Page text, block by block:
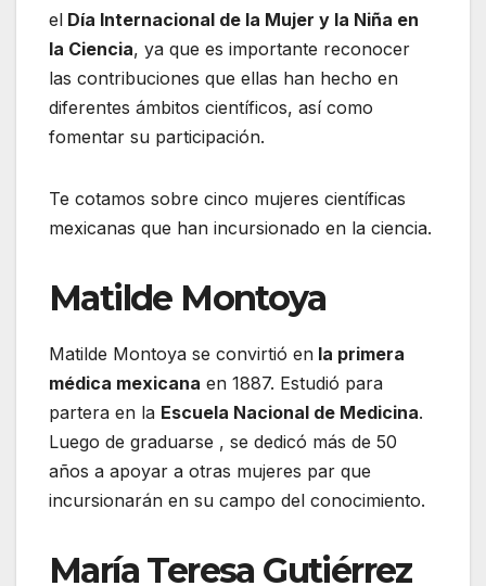
el Día Internacional de la Mujer y la Niña en
la Ciencia, ya que es importante reconocer
las contribuciones que ellas han hecho en
diferentes ámbitos científicos, así como
fomentar su participación.
Te cotamos sobre cinco mujeres científicas
mexicanas que han incursionado en la ciencia.
Matilde Montoya
Matilde Montoya se convirtió en la primera
médica mexicana en 1887. Estudió para
partera en la Escuela Nacional de Medicina.
Luego de graduarse , se dedicó más de 50
años a apoyar a otras mujeres par que
incursionarán en su campo del conocimiento.
María Teresa Gutiérrez